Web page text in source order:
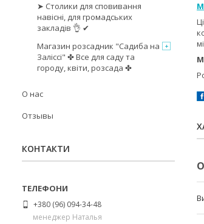
➤ Столики для сповивання
навісні, для громадських
закладів 👌 ✔
Магазин розсадник "Садиба на
Заліссі" ✤ Все для саду та
городу, квіти, розсада ✤
О нас
Отзывы
КОНТАКТИ
+380 (96) 094-34-48
менеджер Наталья